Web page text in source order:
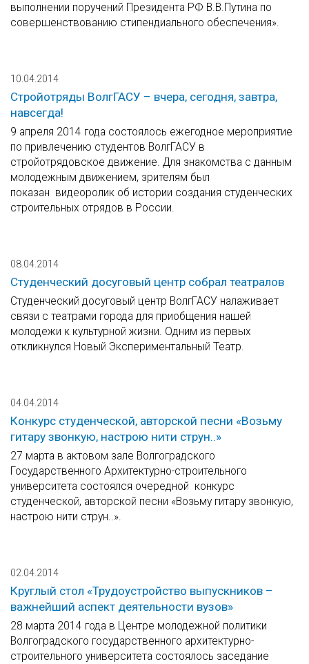
выполнении поручений Президента РФ В.В.Путина по
совершенствованию стипендиального обеспечения».
10.04.2014
Стройотряды ВолгГАСУ – вчера, сегодня, завтра,
навсегда!
9 апреля 2014 года состоялось ежегодное мероприятие
по привлечению студентов ВолгГАСУ в
стройотрядовское движение. Для знакомства с данным
молодежным движением, зрителям был
показан видеоролик об истории создания студенческих
строительных отрядов в России.
08.04.2014
Студенческий досуговый центр собрал театралов
Студенческий досуговый центр ВолгГАСУ налаживает
связи с театрами города для приобщения нашей
молодежи к культурной жизни. Одним из первых
откликнулся Новый Экспериментальный Театр.
04.04.2014
Конкурс студенческой, авторской песни «Возьму
гитару звонкую, настрою нити струн..»
27 марта в актовом зале Волгоградского
Государственного Архитектурно-строительного
университета состоялся очередной конкурс
студенческой, авторской песни «Возьму гитару звонкую,
настрою нити струн..».
02.04.2014
Круглый стол «Трудоустройство выпускников –
важнейший аспект деятельности вузов»
28 марта 2014 года в Центре молодежной политики
Волгоградского государственного архитектурно-
строительного университета состоялось заседание